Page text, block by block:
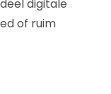
digitale
of ruim